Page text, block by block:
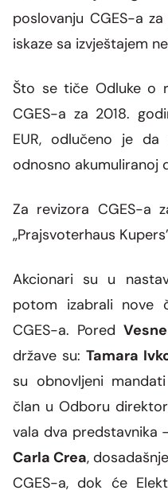
poslovanju CGES-a
iskaze sa izvještajem
Što se tiče Odluke o
CGES-a za 2018.
EUR, odlučeno je da
odnosno akumuliranoj
Za revizora CGES-a
„Prajsvoterhaus
Akcionari su u
potom izabrali nove
CGES-a. Po­red
države su: Tamara
su obnovljeni mandati
član u Odboru
va­la dva pred­stav­ni­ka
Carla Crea,
CGES-a, dok će